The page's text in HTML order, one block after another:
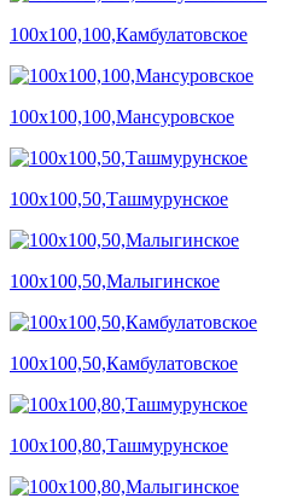
100х100,100,Камбулатовское
100х100,100,Мансуровское
100х100,50,Ташмурунское
100х100,50,Малыгинское
100х100,50,Камбулатовское
100х100,80,Ташмурунское